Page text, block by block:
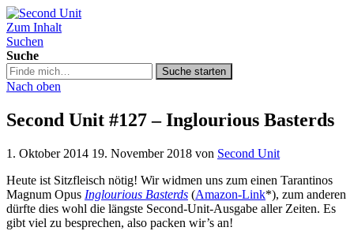
Second Unit
Zum Inhalt
Suchen
Suche
Suche
in
podcast.de/
Suche starten
Nach oben
Second Unit #127 – Inglourious Basterds
1. Oktober 2014 19. November 2018 von Second Unit
Heute ist Sitzfleisch nötig! Wir widmen uns zum einen Tarantinos
Magnum Opus Inglourious Basterds (Amazon-Link*), zum anderen
dürfte dies wohl die längste Second-Unit-Ausgabe aller Zeiten. Es
gibt viel zu besprechen, also packen wir’s an!